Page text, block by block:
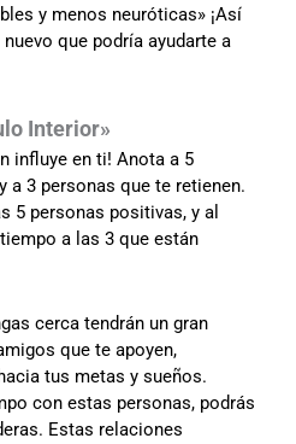
y menos neuróticas» ¡Así
que podría ayudarte a
Interior»
influye en ti! Anota a 5
a 3 personas que te retienen.
5 personas positivas, y al
a las 3 que están
cerca tendrán un gran
que te apoyen,
tus metas y sueños.
con estas personas, podrás
Estas relaciones